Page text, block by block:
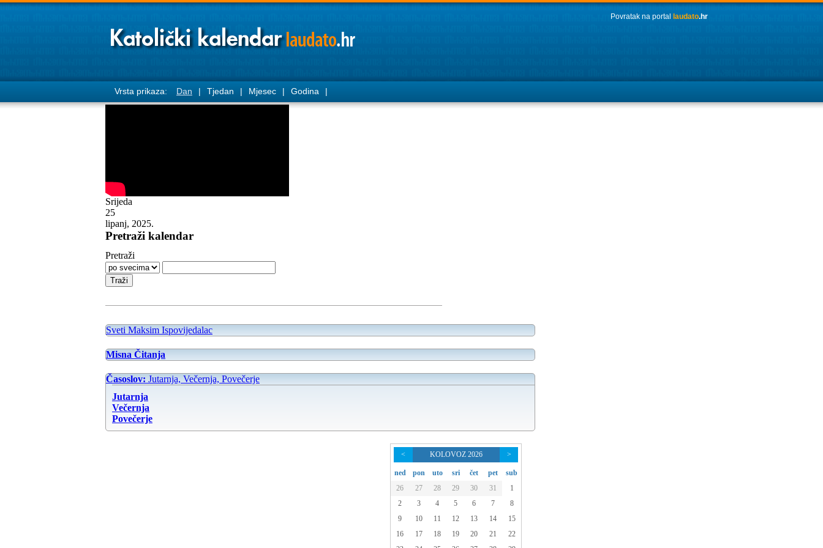
Povratak na portal laudato.hr
Vrsta prikaza: Dan | Tjedan | Mjesec | Godina |
Srijeda
25
lipanj, 2025.
Pretraži kalendar
Pretraži
Sveti Maksim Ispovijedalac
Misna Čitanja
Časoslov: Jutarnja, Večernja, Povečerje
Jutarnja
Večernja
Povečerje
< KOLOVOZ 2026 >
ned pon uto sri čet pet
sub
26
27 28 29 30 31
1
2
3 4 5 6 7
8
9
10 11 12 13 14
15
16
17 18 19 20 21
22